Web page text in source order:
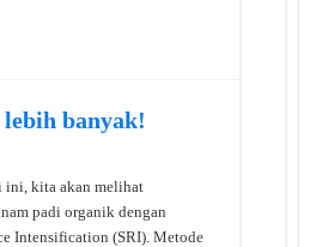
banyak!
ini, kita akan melihat
padi organik dengan
Intensification (SRI). Metode